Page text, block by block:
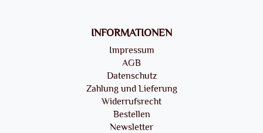
INFORMATIONEN
Impressum
AGB
Datenschutz
Zahlung und Lieferung
Widerrufsrecht
Bestellen
Newsletter